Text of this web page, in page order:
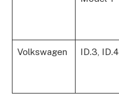
Volkswagen ID.3, ID.4